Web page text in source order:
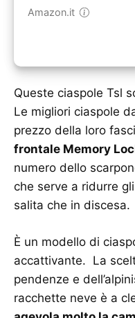
Amazon.it
Queste ciaspole Tsl
Le migliori ciaspole
prezzo della loro
frontale Memory
numero dello
che serve a ridurre
salita che in discesa.
È un modello di
accattivante. La
pendenze e
racchette neve è a